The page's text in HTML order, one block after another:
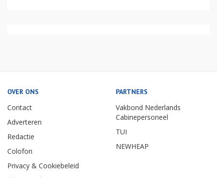
OVER ONS
Contact
Adverteren
Redactie
Colofon
Privacy & Cookiebeleid
PARTNERS
Vakbond Nederlands
Cabinepersoneel
TUI
NEWHEAP